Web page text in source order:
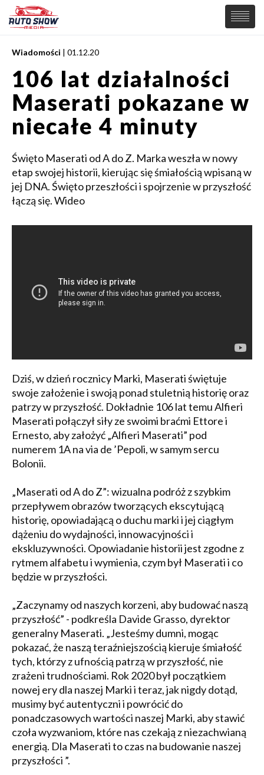
PREMIERY
SAMOCHODY
Wiadomości
Samochody Koncepcyjne
Elektryczne
MOTORSPORT
Wiadomości | 01.12.20
106 lat działalności
Maserati pokazane w
niecałe 4 minuty
Święto Maserati od A do Z. Marka weszła w nowy
etap swojej historii, kierując się śmiałością wpisaną w
jej DNA. Święto przeszłości i spojrzenie w przyszłość
łączą się. Wideo
Dziś, w dzień rocznicy Marki, Maserati świętuje
swoje założenie i swoją ponad stuletnią historię oraz
patrzy w przyszłość. Dokładnie 106 lat temu Alfieri
Maserati połączył siły ze swoimi braćmi Ettore i
Ernesto, aby założyć „Alfieri Maserati” pod
numerem 1A na via de ’Pepoli, w samym sercu
Bolonii.
„Maserati od A do Z”: wizualna podróż z szybkim
przepływem obrazów tworzących ekscytującą
historię, opowiadającą o duchu marki i jej ciągłym
dążeniu do wydajności, innowacyjności i
ekskluzywności. Opowiadanie historii jest zgodne z
rytmem alfabetu i wymienia, czym był Maserati i co
będzie w przyszłości.
„Zaczynamy od naszych korzeni, aby budować naszą
przyszłość” - podkreśla Davide Grasso, dyrektor
generalny Maserati. „Jesteśmy dumni, mogąc
pokazać, że naszą teraźniejszością kieruje śmiałość
tych, którzy z ufnością patrzą w przyszłość, nie
zrażeni trudnościami. Rok 2020 był początkiem
nowej ery dla naszej Marki i teraz, jak nigdy dotąd,
musimy być autentyczni i powrócić do
ponadczasowych wartości naszej Marki, aby stawić
czoła wyzwaniom, które nas czekają z niezachwianą
energią. Dla Maserati to czas na budowanie naszej
przyszłości ”.